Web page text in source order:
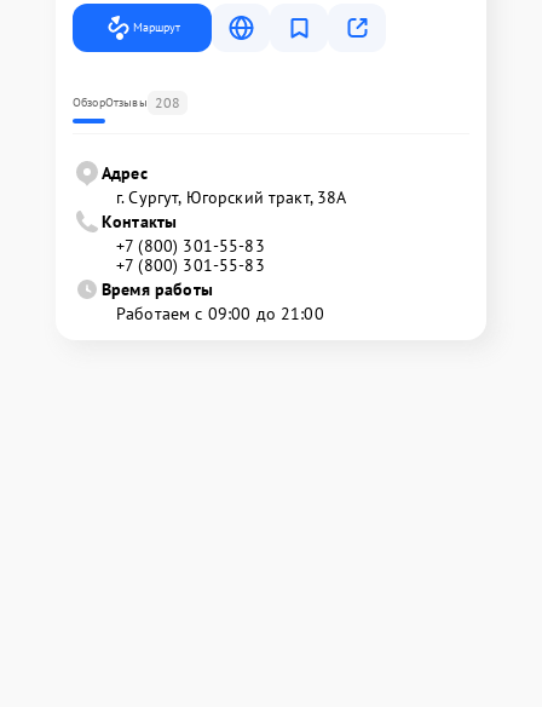
Маршрут
ОбзорОтзывы 208
Адрес
г. Сургут, Югорский тракт, 38А
Контакты
+7 (800) 301-55-83
+7 (800) 301-55-83
Время работы
Работаем с 09:00 до 21:00